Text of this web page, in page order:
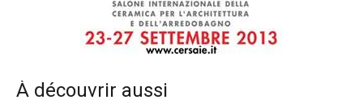
À découvrir aussi